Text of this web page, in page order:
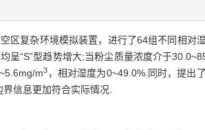
区复杂环境模拟装置，进行了64组不同相对
呈“S”型趋势增大;当粉尘质量浓度介于
m3 ，相对湿度为0~49.0%.同时，提出
信息更加符合实际情况.